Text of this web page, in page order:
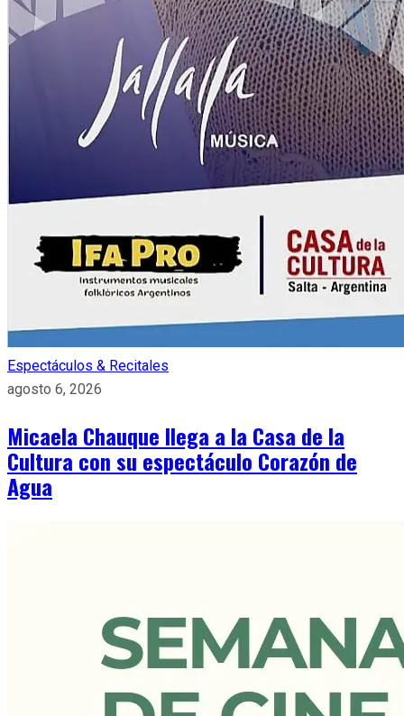
Espectáculos & Recitales
agosto 6, 2026
Micaela Chauque llega a la Casa de la
Cultura con su espectáculo Corazón de
Agua